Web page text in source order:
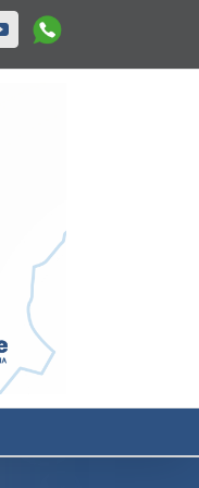
YoutubeWhatsapp